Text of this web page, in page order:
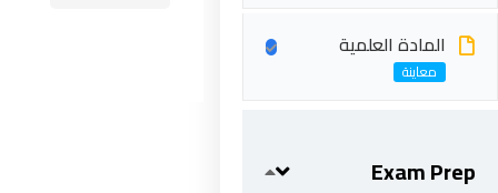
المادة العلمية
Exam Prep
ابقى على تواصل